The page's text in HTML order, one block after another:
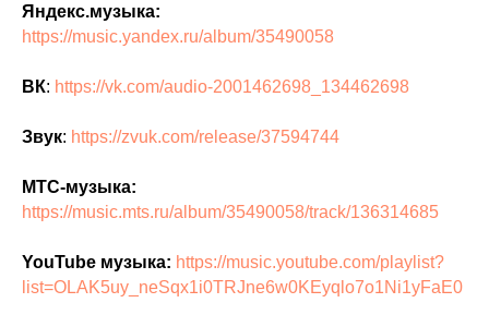
Яндекс.музыка:
https://music.yandex.ru/album/35490058
ВК: https://vk.com/audio-2001462698_134462698
Звук: https://zvuk.com/release/37594744
МТС-музыка:
https://music.mts.ru/album/35490058/track/136314685
YouTube музыка: https://music.youtube.com/playlist?
list=OLAK5uy_neSqx1i0TRJne6w0KEyqlo7o1Ni1yFaE0